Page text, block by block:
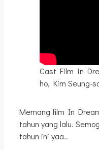
Cast Film In
ho, Kim Seung-
Memang film In
tahun yang lalu.
tahun ini yaa..